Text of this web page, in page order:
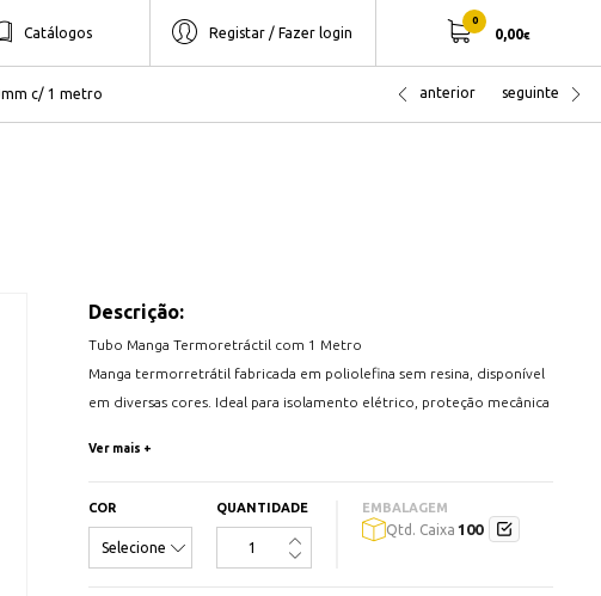
Catálogos Registar / Fazer login
0
0,00€
c/ 1 metro anterior seguinte
Descrição:
Tubo Manga Termoretráctil com 1 Metro
Manga termorretrátil fabricada em poliolefina sem resina, disponível
em diversas cores. Ideal para isolamento elétrico, proteção mecânica
- Espessura da parede: 0.05mm
- Cores disponíveis: Preto, Castanho, Cinza, Azul, Vermelho,
Ver mais +
COR QUANTIDADE EMBALAGEM
Qtd. Caixa 100